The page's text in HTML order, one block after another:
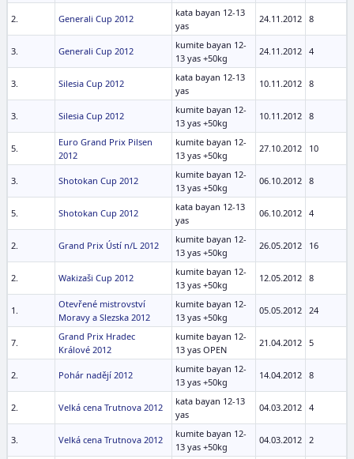
2. Generali Cup 2012
kata bayan 12-13
yas
24.11.2012 8
3. Generali Cup 2012
kumite bayan 12-
13 yas +50kg
24.11.2012 4
3. Silesia Cup 2012
kata bayan 12-13
yas
10.11.2012 8
3. Silesia Cup 2012
kumite bayan 12-
13 yas +50kg
10.11.2012 8
5.
Euro Grand Prix Pilsen
2012
kumite bayan 12-
13 yas +50kg
27.10.2012 10
3. Shotokan Cup 2012
kumite bayan 12-
13 yas +50kg
06.10.2012 8
5. Shotokan Cup 2012
kata bayan 12-13
yas
06.10.2012 4
2. Grand Prix Ústí n/L 2012
kumite bayan 12-
13 yas +50kg
26.05.2012 16
2. Wakizaši Cup 2012
kumite bayan 12-
13 yas +50kg
12.05.2012 8
1.
Otevřené mistrovství
Moravy a Slezska 2012
kumite bayan 12-
13 yas +50kg
05.05.2012 24
7.
Grand Prix Hradec
Králové 2012
kumite bayan 12-
13 yas OPEN
21.04.2012 5
2. Pohár nadějí 2012
kumite bayan 12-
13 yas +50kg
14.04.2012 8
2. Velká cena Trutnova 2012
kata bayan 12-13
yas
04.03.2012 4
3. Velká cena Trutnova 2012
kumite bayan 12-
13 yas +50kg
04.03.2012 2